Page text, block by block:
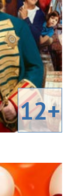
12+